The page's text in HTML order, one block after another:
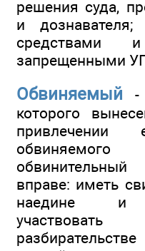
решения суда,
и
средствами
запрещенными
Обвиняемый -
которого
вправе: иметь
наедине и